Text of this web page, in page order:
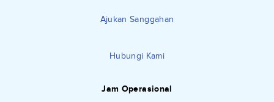
Ajukan Sanggahan
Hubungi Kami
Jam Operasional